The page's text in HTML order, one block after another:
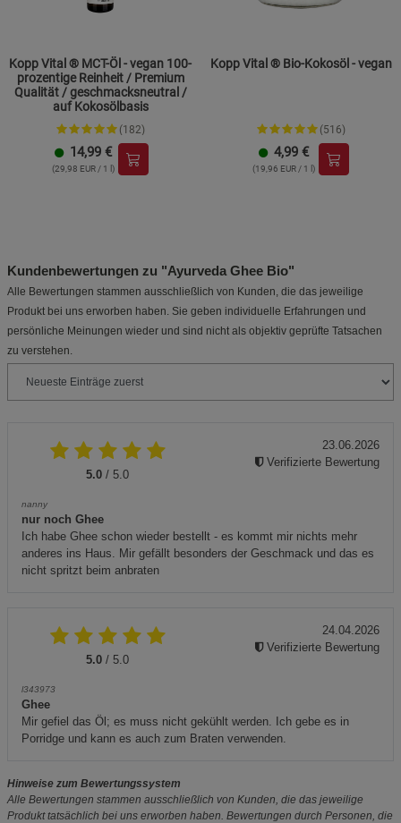
Kopp Vital ® MCT-Öl - vegan 100-
prozentige Reinheit / Premium
Qualität / geschmacksneutral /
auf Kokosölbasis
(182)
14,99 €
(29,98 EUR / 1 l)
Kopp Vital ® Bio-Kokosöl - vegan
(516)
4,99 €
(19,96 EUR / 1 l)
Kundenbewertungen zu "Ayurveda Ghee Bio"
Alle Bewertungen stammen ausschließlich von Kunden, die das jeweilige
Produkt bei uns erworben haben. Sie geben individuelle Erfahrungen und
persönliche Meinungen wieder und sind nicht als objektiv geprüfte Tatsachen
zu verstehen.
5.0 / 5.0
nanny
nur noch Ghee
Ich habe Ghee schon wieder bestellt - es kommt mir nichts mehr
anderes ins Haus. Mir gefällt besonders der Geschmack und das es
nicht spritzt beim anbraten
23.06.2026
Verifizierte Bewertung
5.0 / 5.0
l343973
Ghee
Mir gefiel das Öl; es muss nicht gekühlt werden. Ich gebe es in
Porridge und kann es auch zum Braten verwenden.
24.04.2026
Verifizierte Bewertung
Hinweise zum Bewertungssystem
Alle Bewertungen stammen ausschließlich von Kunden, die das jeweilige
Produkt tatsächlich bei uns erworben haben. Bewertungen durch Personen, die